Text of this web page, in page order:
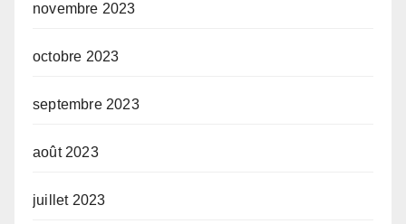
novembre 2023
octobre 2023
septembre 2023
août 2023
juillet 2023